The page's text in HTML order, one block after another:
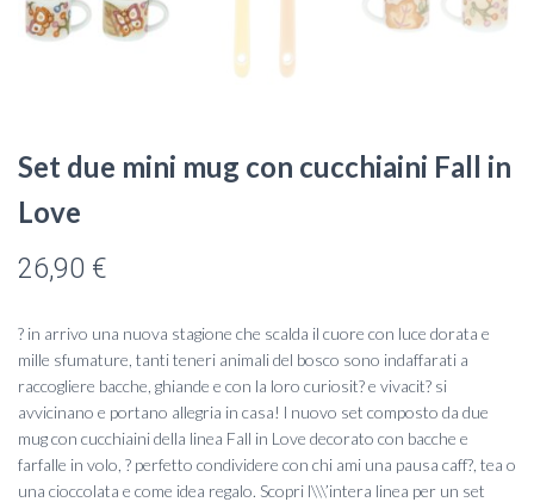
Set due mini mug con cucchiaini Fall in
Love
26,90 €
? in arrivo una nuova stagione che scalda il cuore con luce dorata e
mille sfumature, tanti teneri animali del bosco sono indaffarati a
raccogliere bacche, ghiande e con la loro curiosit? e vivacit? si
avvicinano e portano allegria in casa! l nuovo set composto da due
mug con cucchiaini della linea Fall in Love decorato con bacche e
farfalle in volo, ? perfetto condividere con chi ami una pausa caff?, tea o
una cioccolata e come idea regalo. Scopri l\\\’intera linea per un set